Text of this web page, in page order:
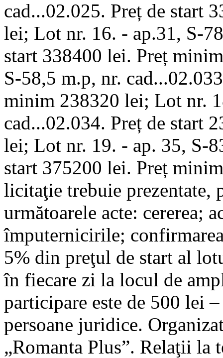
cad...02.025. Preț de start
lei; Lot nr. 16. - ap.31, S-
start 338400 lei. Preț
S-58,5 m.p, nr.
minim 238320 lei; Lot nr.
cad...02.034. Preț de start
lei; Lot nr. 19. - ap. 35, S-
start 375200 lei. Preț
licitaţie trebuie prezentate,
următoarele acte: cererea;
împuternicirile;
5% din preţul de start al
în fiecare zi la locul de
participare este de 500 lei
persoane juridice.
„Romanta Plus”. Relaţii la